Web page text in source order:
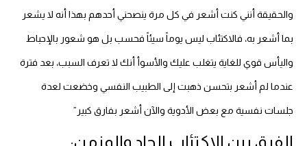
والحقيقة أنني كنت أشعر في كل مرة ينصحني أحدهم بهذا أنه لا يشعر
بما أشعر به، فالاكتئاب ليس يوماً سيئاً فحسب بل هو شعور بالإحباط
واليأس قوي للغاية يتغلب عليك والأسوأ أنك لا تعرف السبب، بعد فترة
عندما لم أشعر بتحسن ذهبت إلى الطبيب النفسي وخضعت لعدة
جلسات نفسية مع بعض الأدوية والآن أشعر بفارق كبير”
الفرق بين الاكتئاب الحاد والمزمن: